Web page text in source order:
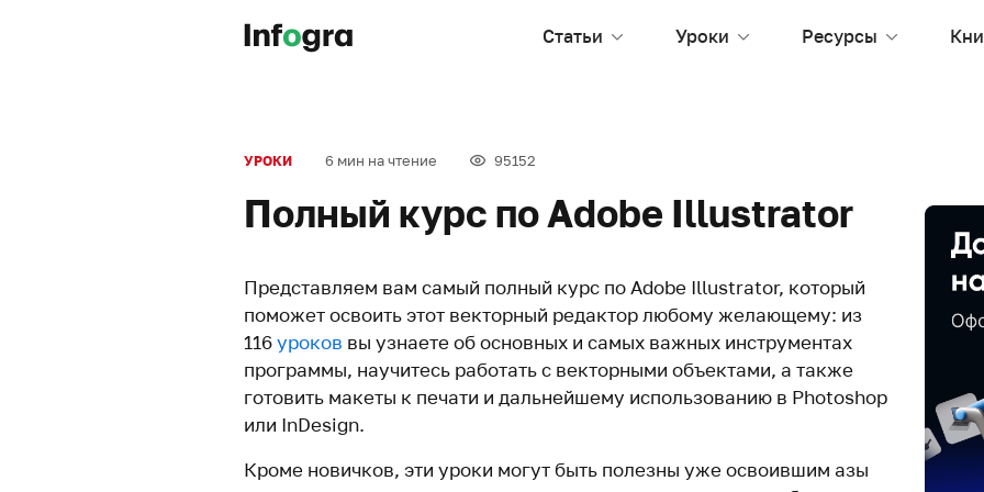
Статьи Уроки Ресурсы
УРОКИ 6 мин на чтение 95152
Полный курс по Adobe Illustrator
Представляем вам самый полный курс по Adobe Illustrator, который
поможет освоить этот векторный редактор любому желающему: из
116уроков вы узнаете об основных и самых важных инструментах
программы, научитесь работать с векторными объектами, а также
готовить макеты к печати и дальнейшему использованию в Photoshop
или InDesign.
Кроме новичков, эти уроки могут быть полезны уже освоившим азы